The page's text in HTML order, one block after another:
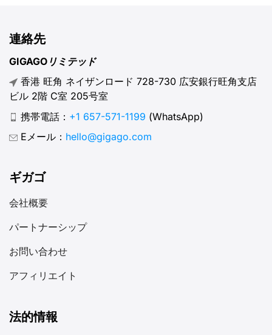
連絡先
GIGAGOリミテッド
香港 旺角 ネイザンロード 728-730 広安銀行旺角支店
ビル 2階 C室 205号室
携帯電話： +1 657-571-1199 (WhatsApp)
Eメール： hello@gigago.com
ギガゴ
会社概要
パートナーシップ
お問い合わせ
アフィリエイト
法的情報